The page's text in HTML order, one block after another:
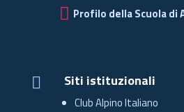
 Profilo della Scuola di
 Siti istituzionali
Club Alpino Italiano